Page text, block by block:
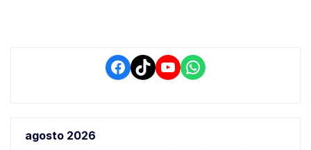
Facebook
TikTokYouTube
WhatsApp
agosto 2026